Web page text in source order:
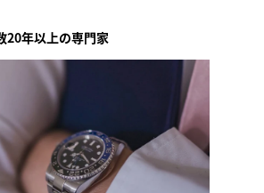
20年以上の専門家